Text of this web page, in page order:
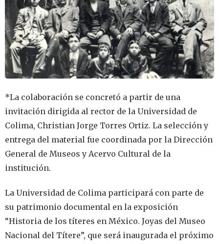
*La colaboración se concretó a partir de una
invitación dirigida al rector de la Universidad de
Colima, Christian Jorge Torres Ortiz. La selección y
entrega del material fue coordinada por la Dirección
General de Museos y Acervo Cultural de la
institución.
La Universidad de Colima participará con parte de
su patrimonio documental en la exposición
“Historia de los títeres en México. Joyas del Museo
Nacional del Títere”, que será inaugurada el próximo